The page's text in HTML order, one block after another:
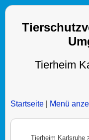
Tierheim
Startseite Menü
Tierheim Karlsruhe